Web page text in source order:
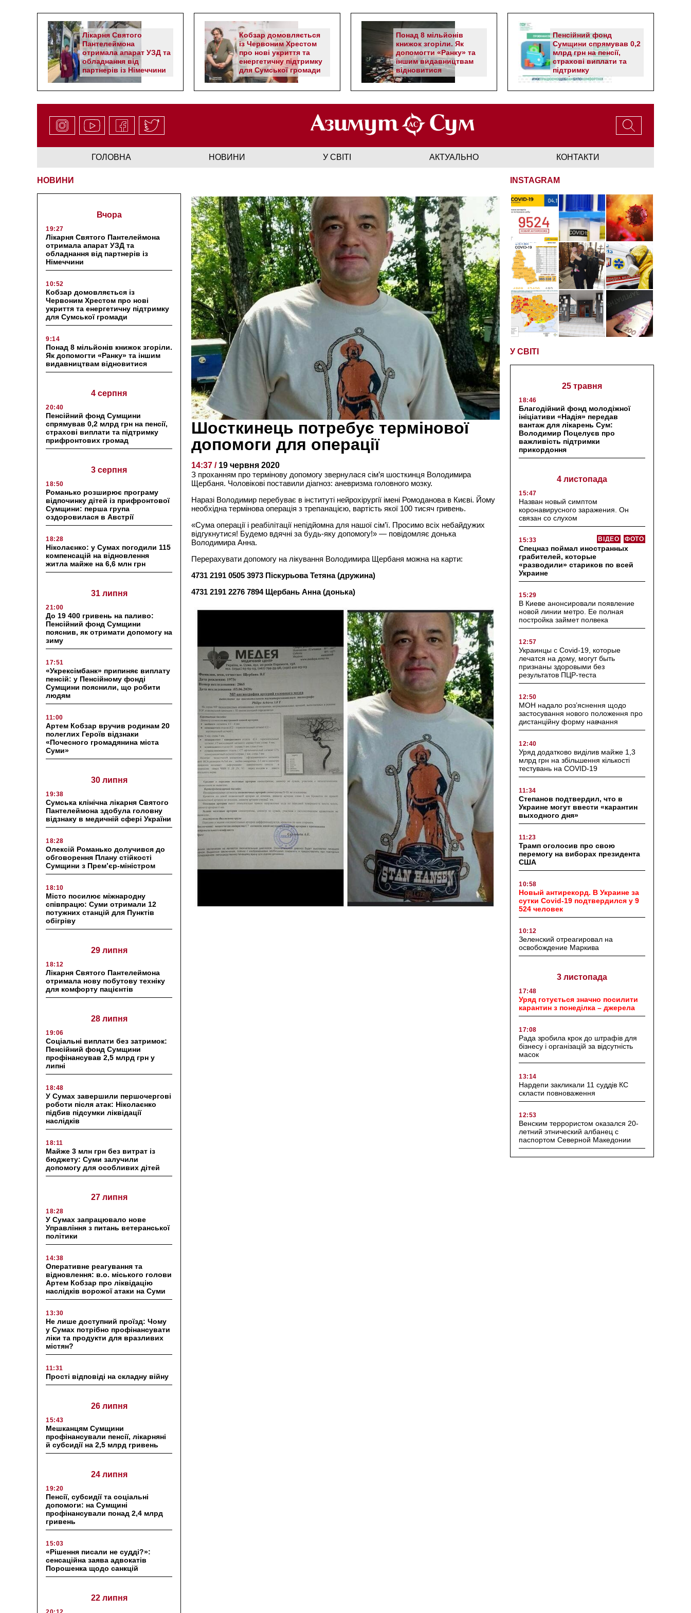
Лікарня Святого
Пантелеймона
отримала апарат УЗД та
обладнання від
партнерів із Німеччини
Кобзар домовляється
із Червоним Хрестом
про нові укриття та
енергетичну підтримку
для Сумської громади
Понад 8 мільйонів
книжок згоріли. Як
допомогти «Ранку» та
іншим видавництвам
відновитися
Пенсійний фонд
Сумщини спрямував 0,2
млрд грн на пенсії,
страхові виплати та
підтримку
прифронтових громад
ГОЛОВНА НОВИНИ У СВІТІ АКТУАЛЬНО КОНТАКТИ
НОВИНИ
Вчора
19:27
Лікарня Святого Пантелеймона
отримала апарат УЗД та
обладнання від партнерів із
Німеччини
10:52
Кобзар домовляється із
Червоним Хрестом про нові
укриття та енергетичну підтримку
для Сумської громади
9:14
Понад 8 мільйонів книжок згоріли.
Як допомогти «Ранку» та іншим
видавництвам відновитися
4 серпня
20:40
Пенсійний фонд Сумщини
спрямував 0,2 млрд грн на пенсії,
страхові виплати та підтримку
прифронтових громад
3 серпня
18:50
Романько розширює програму
відпочинку дітей із прифронтової
Сумщини: перша група
оздоровилася в Австрії
18:28
Ніколаєнко: у Сумах погодили 115
компенсацій на відновлення
житла майже на 6,6 млн грн
31 липня
21:00
До 19 400 гривень на паливо:
Пенсійний фонд Сумщини
пояснив, як отримати допомогу на
зиму
17:51
«Укрексімбанк» припиняє виплату
пенсій: у Пенсійному фонді
Сумщини пояснили, що робити
людям
11:00
Артем Кобзар вручив родинам 20
полеглих Героїв відзнаки
«Почесного громадянина міста
Суми»
30 липня
19:38
Сумська клінічна лікарня Святого
Пантелеймона здобула головну
відзнаку в медичній сфері України
18:28
Олексій Романько долучився до
обговорення Плану стійкості
Сумщини з Прем’єр-міністром
18:10
Місто посилює міжнародну
співпрацю: Суми отримали 12
потужних станцій для Пунктів
обігріву
29 липня
18:12
Лікарня Святого Пантелеймона
отримала нову побутову техніку
для комфорту пацієнтів
28 липня
19:06
Соціальні виплати без затримок:
Пенсійний фонд Сумщини
профінансував 2,5 млрд грн у
липні
18:48
У Сумах завершили першочергові
роботи після атак: Ніколаєнко
підбив підсумки ліквідації
наслідків
18:11
Майже 3 млн грн без витрат із
бюджету: Суми залучили
допомогу для особливих дітей
27 липня
18:28
У Сумах запрацювало нове
Управління з питань ветеранської
політики
14:38
Оперативне реагування та
відновлення: в.о. міського голови
Артем Кобзар про ліквідацію
наслідків ворожої атаки на Суми
13:30
Не лише доступний проїзд: Чому
у Сумах потрібно профінансувати
ліки та продукти для вразливих
містян?
11:31
Прості відповіді на складну війну
26 липня
15:43
Мешканцям Сумщини
профінансували пенсії, лікарняні
й субсидії на 2,5 млрд гривень
24 липня
19:20
Пенсії, субсидії та соціальні
допомоги: на Сумщині
профінансували понад 2,4 млрд
гривень
15:03
«Рішення писали не судді?»:
сенсаційна заява адвокатів
Порошенка щодо санкцій
22 липня
Шосткинець потребує термінової
допомоги для операції
14:37 / 19 червня 2020
З проханням про термінову допомогу звернулася сім’я шосткинця Володимира
Щербаня. Чоловікові поставили діагноз: аневризма головного мозку.
Наразі Володимир перебуває в інституті нейрохірургії імені Ромоданова в Києві. Йому
необхідна термінова операція з трепанацією, вартість якої 100 тисяч гривень.
«Сума операції і реабілітації непідйомна для нашої сім’ї. Просимо всіх небайдужих
відгукнутися! Будемо вдячні за будь-яку допомогу!» — повідомляє донька
Володимира Анна.
Перерахувати допомогу на лікування Володимира Щербаня можна на карти:
4731 2191 0505 3973 Піскурьова Тетяна (дружина)
4731 2191 2276 7894 Щербань Анна (донька)
INSTAGRAM
У СВІТІ
25 травня
18:46
Благодійний фонд молодіжної
ініціативи «Надія» передав
вантаж для лікарень Сум:
Володимир Поцелуєв про
важливість підтримки
прикордоння
4 листопада
15:47
Назван новый симптом
коронавирусного заражения. Он
связан со слухом
15:33 ФОТО
ВІДЕО
Спецназ поймал иностранных
грабителей, которые
«разводили» стариков по всей
Украине
15:29
В Киеве анонсировали появление
новой линии метро. Ее полная
постройка займет полвека
12:57
Украинцы с Covid-19, которые
лечатся на дому, могут быть
признаны здоровыми без
результатов ПЦР-теста
12:50
МОН надало роз’яснення щодо
застосування нового положення про
дистанційну форму навчання
12:40
Уряд додатково виділив майже 1,3
млрд грн на збільшення кількості
тестувань на COVID-19
11:34
Степанов подтвердил, что в
Украине могут ввести «карантин
выходного дня»
11:23
Трамп оголосив про свою
перемогу на виборах президента
США
10:58
Новый антирекорд. В Украине за
сутки Covid-19 подтвердился у 9
524 человек
10:12
Зеленский отреагировал на
освобождение Маркива
3 листопада
17:48
Уряд готується значно посилити
карантин з понеділка – джерела
17:08
Рада зробила крок до штрафів для
бізнесу і організацій за відсутність
масок
13:14
Нардепи закликали 11 суддів КС
скласти повноваження
12:53
Венским террористом оказался 20-
летний этнический албанец с
паспортом Северной Македонии